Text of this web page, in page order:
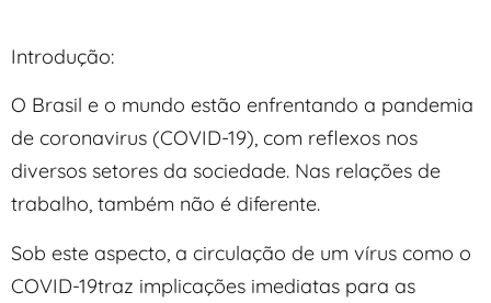
Introdução:
O Brasil e o mundo estão enfrentando a pandemia
de coronavirus (COVID-19), com reflexos nos
diversos setores da sociedade. Nas relações de
trabalho, também não é diferente.
Sob este aspecto, a circulação de um vírus como o
COVID-19traz implicações imediatas para as